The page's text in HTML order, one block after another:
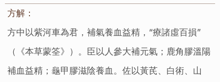
方解：
方中以紫河車為君，補氣養血益精，“療諸虛百損”
（《本草蒙筌》）。臣以人參大補元氣；鹿角膠溫陽
補血益精；龜甲膠滋陰養血。佐以黃芪、白術、山